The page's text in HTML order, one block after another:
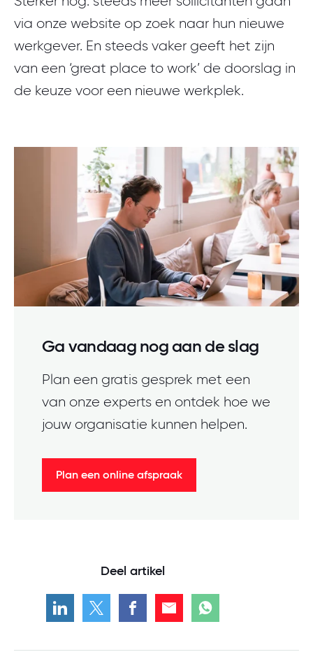
via onze website op zoek naar hun nieuwe
werkgever. En steeds vaker geeft het zijn
van een ‘great place to work’ de doorslag in
de keuze voor een nieuwe werkplek.
Ga vandaag nog aan de slag
Plan een gratis gesprek met een
van onze experts en ontdek hoe we
jouw organisatie kunnen helpen.
Plan een online afspraak
Deel artikel